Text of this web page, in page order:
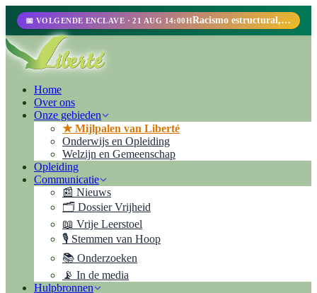
📅 VOLGENDE ENCLAVE · 21 AUG 14:00H Racismo estructural, perfilamiento racial y abolicionismo carcelario.
Home
Over ons
Onze gebieden
★ Mijlpalen van Liberté
Onderwijs en Opleiding
Welzijn en Gemeenschap
Opleiding
Communicatie
📰 Nieuws
🗂️ Dossier Vrijheid
📖 Vrije Leerstoel
🎙️ Stemmen van Hoop
📚 Onderzoeken
📡 In de media
Hulpbronnen